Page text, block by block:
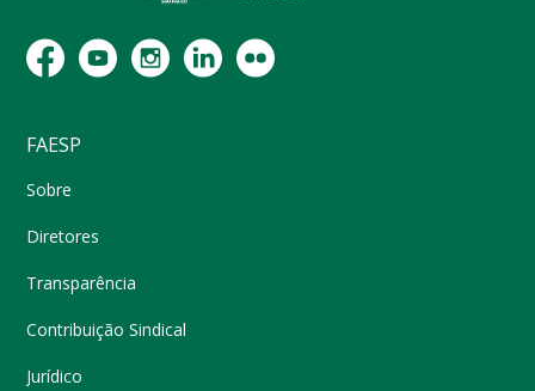
FAESP
Sobre
Diretores
Transparência
Contribuição Sindical
Jurídico